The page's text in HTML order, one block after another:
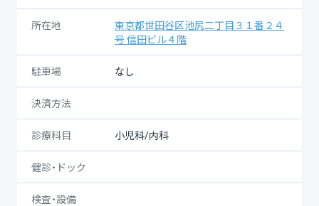
所在地
東京都世田谷区池尻二丁目３１番２４
号 信田ビル４階
駐車場 なし
決済方法
診療科目 小児科/内科
健診・ドック
検査・設備